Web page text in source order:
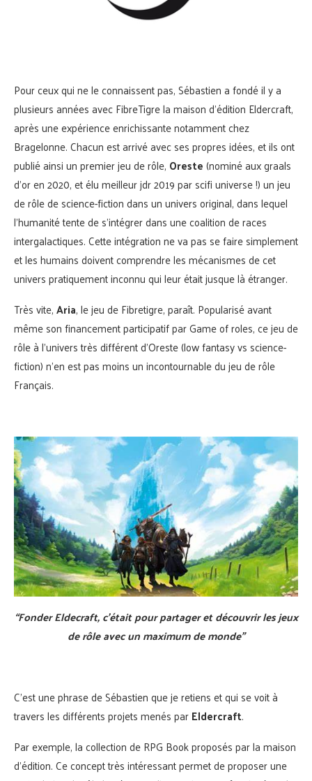
Pour ceux qui ne le connaissent pas, Sébastien a fondé il y a
plusieurs années avec FibreTigre la maison d’édition Eldercraft,
après une expérience enrichissante notamment chez
Bragelonne. Chacun est arrivé avec ses propres idées, et ils ont
publié ainsi un premier jeu de rôle, Oreste(nominé aux graals
d’or en 2020, et élu meilleur jdr 2019 par scifi universe !) un jeu
de rôle de science-fiction dans un univers original, dans lequel
l’humanité tente de s’intégrer dans une coalition de races
intergalactiques. Cette intégration ne va pas se faire simplement
et les humains doivent comprendre les mécanismes de cet
univers pratiquement inconnu qui leur était jusque là étranger.
Très vite,Aria, le jeu de Fibretigre, paraît. Popularisé avant
même son financement participatif par Game of roles, ce jeu de
rôle à l’univers très différent d’Oreste (low fantasy vs science-
fiction) n’en est pas moins un incontournable du jeu de rôle
Français.
“Fonder Eldecraft, c’était pour partager et découvrir les jeux
de rôle avec un maximum de monde”
C’est une phrase de Sébastien que je retiens et qui se voit à
travers les différents projets menés parEldercraft.
Par exemple, la collection de RPG Book proposés par la maison
d’édition. Ce concept très intéressant permet de proposer une